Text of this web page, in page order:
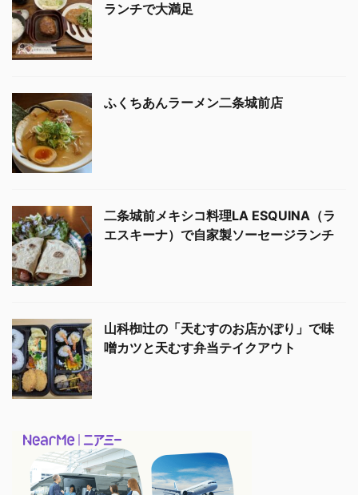
ランチで大満足
ふくちあんラーメン二条城前店
二条城前メキシコ料理LA ESQUINA（ラ
エスキーナ）で自家製ソーセージランチ
山科椥辻の「天むすのお店かぽり」で味
噌カツと天むす弁当テイクアウト